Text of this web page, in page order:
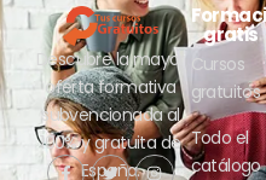
Descubre la mayor
oferta formativa
subvencionada al
100% y gratuita de
España.
gratis
Cursos
gratuitos
Todo el
catálogo